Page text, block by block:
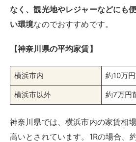
なく、観光地やレジャーなどにも
い環境なのでおすすめです。
【神奈川県の平均家賃】
横浜市内 約10万
横浜市以外 約7万円
神奈川県では、横浜市内の家賃相
高いとされています。1Rの場合、